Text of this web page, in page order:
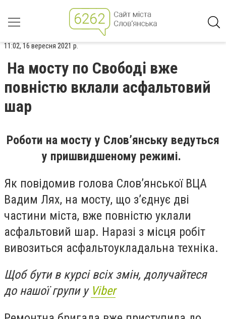
11:02, 16 вересня 2021 р.
На мосту по Свободі вже
повністю вклали асфальтовий
шар
Роботи на мосту у Слов’янську ведуться
у пришвидшеному режимі.
Як повідомив голова Слов’янської ВЦА
Вадим Лях, на мосту, що з’єднує дві
частини міста, вже повністю уклали
асфальтовий шар. Наразі з місця робіт
вивозиться асфальтоукладальна техніка.
Щоб бути в курсі всіх змін, долучайтеся
до нашої групи у Viber